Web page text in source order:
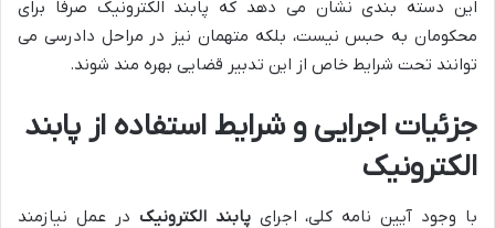
این دسته بندی نشان می دهد که پابند الکترونیک صرفاً برای
محکومان به حبس نیست، بلکه متهمان نیز در مراحل دادرسی می
توانند تحت شرایط خاص از این تدبیر قضایی بهره مند شوند.
جزئیات اجرایی و شرایط استفاده از پابند
الکترونیک
با وجود آیین نامه کلی، اجرایپابند الکترونیک در عمل نیازمند